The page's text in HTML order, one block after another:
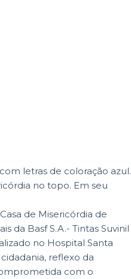
letras de coloração azul.
no topo. Em seu
de Misericórdia de
da Basf S.A.- Tintas Suvinil
no Hospital Santa
reflexo da
com o